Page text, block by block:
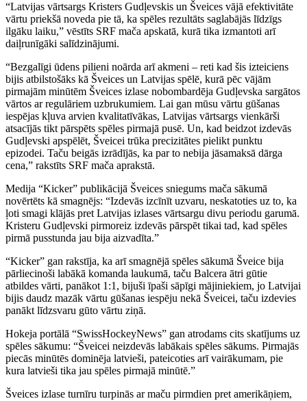
“Latvijas vārtsargs Kristers Gudļevskis un Šveices vājā efektivitāte
vārtu priekšā noveda pie tā, ka spēles rezultāts saglabājās līdzīgs
ilgāku laiku,” vēstīts SRF mača apskatā, kurā tika izmantoti arī
daiļrunīgāki salīdzinājumi.
“Bezgalīgi ūdens pilieni noārda arī akmeni – reti kad šis izteiciens
bijis atbilstošāks kā Šveices un Latvijas spēlē, kurā pēc vājām
pirmajām minūtēm Šveices izlase nobombardēja Gudļevska sargātos
vārtos ar regulāriem uzbrukumiem. Lai gan mūsu vārtu gūšanas
iespējas kļuva arvien kvalitatīvākas, Latvijas vārtsargs vienkārši
atsacījās tikt pārspēts spēles pirmajā pusē. Un, kad beidzot izdevās
Gudļevski apspēlēt, Šveicei trūka precizitātes pielikt punktu
epizodei. Taču beigās izrādījās, ka par to nebija jāsamaksā dārga
cena,” rakstīts SRF mača aprakstā.
Medija “Kicker” publikācijā Šveices sniegums mača sākumā
novērtēts kā smagnējs: “Izdevās izcīnīt uzvaru, neskatoties uz to, ka
ļoti smagi klājās pret Latvijas izlases vārtsargu divu periodu garumā.
Kristeru Gudļevski pirmoreiz izdevās pārspēt tikai tad, kad spēles
pirmā pusstunda jau bija aizvadīta.”
“Kicker” gan rakstīja, ka arī smagnējā spēles sākumā Šveice bija
pārliecinoši labākā komanda laukumā, taču Balcera ātri gūtie
atbildes vārti, panākot 1:1, bijuši īpaši sāpīgi mājiniekiem, jo Latvijai
bijis daudz mazāk vārtu gūšanas iespēju nekā Šveicei, taču izdevies
panākt līdzsvaru gūto vārtu ziņā.
Hokeja portālā “SwissHockeyNews” gan atrodams cits skatījums uz
spēles sākumu: “Šveicei neizdevās labākais spēles sākums. Pirmajās
piecās minūtēs dominēja latvieši, pateicoties arī vairākumam, pie
kura latvieši tika jau spēles pirmajā minūtē.”
Šveices izlase turnīru turpinās ar maču pirmdien pret amerikāņiem,